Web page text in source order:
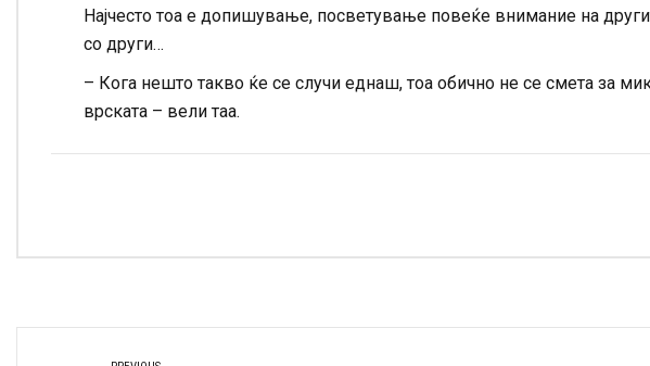
Најчесто тоа е допишување, посветување повеќе внимание на
со други…
– Кога нешто такво ќе се случи еднаш, тоа обично не се смета за
врската – вели таа.